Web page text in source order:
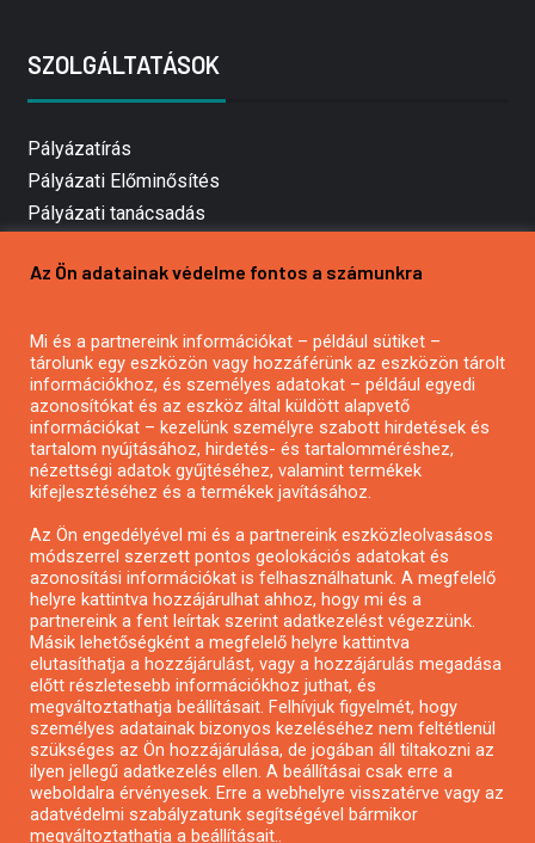
SZOLGÁLTATÁSOK
Pályázatírás
Pályázati Előminősítés
Pályázati tanácsadás
Mezőgazdasági pályázatírás
Pályázatírás civil szervezeteknek
Pályázatírás önkormányzatoknak
Pályázatfigyelés
Specifikus pályázatfigyelés vagy hírlevél
Pályázatok magánszemélyeknek
Pályázatok civil szervezeteknek
Pályázatok vállalkozásoknak
Önkormányzati pályázatok
Mezőgazdasági pályázatok
Falusi turizmus pályázatok
Napelem pályázatok
GINOP pályázatok
Az Ön adatainak védelme fontos a számunkra
Mi és a partnereink információkat – például sütiket –
tárolunk egy eszközön vagy hozzáférünk az eszközön tárolt
információkhoz, és személyes adatokat – például egyedi
azonosítókat és az eszköz által küldött alapvető
információkat – kezelünk személyre szabott hirdetések és
tartalom nyújtásához, hirdetés- és tartalomméréshez,
nézettségi adatok gyűjtéséhez, valamint termékek
kifejlesztéséhez és a termékek javításához.
Az Ön engedélyével mi és a partnereink eszközleolvasásos
módszerrel szerzett pontos geolokációs adatokat és
azonosítási információkat is felhasználhatunk. A megfelelő
helyre kattintva hozzájárulhat ahhoz, hogy mi és a
partnereink a fent leírtak szerint adatkezelést végezzünk.
Másik lehetőségként a megfelelő helyre kattintva
elutasíthatja a hozzájárulást, vagy a hozzájárulás megadása
előtt részletesebb információkhoz juthat, és
megváltoztathatja beállításait. Felhívjuk figyelmét, hogy
személyes adatainak bizonyos kezeléséhez nem feltétlenül
szükséges az Ön hozzájárulása, de jogában áll tiltakozni az
ilyen jellegű adatkezelés ellen. A beállításai csak erre a
weboldalra érvényesek. Erre a webhelyre visszatérve vagy az
adatvédelmi szabályzatunk segítségével bármikor
megváltoztathatja a beállításait..